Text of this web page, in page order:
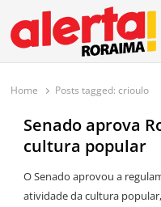
conteúdo
O maior portal de
O Alerta Roraima é seu portal
e todo o estado de Roraima.
Home Posts tagged:crioulo
Senado aprova
cultura popular
O Senado aprovou a
atividade da cultura